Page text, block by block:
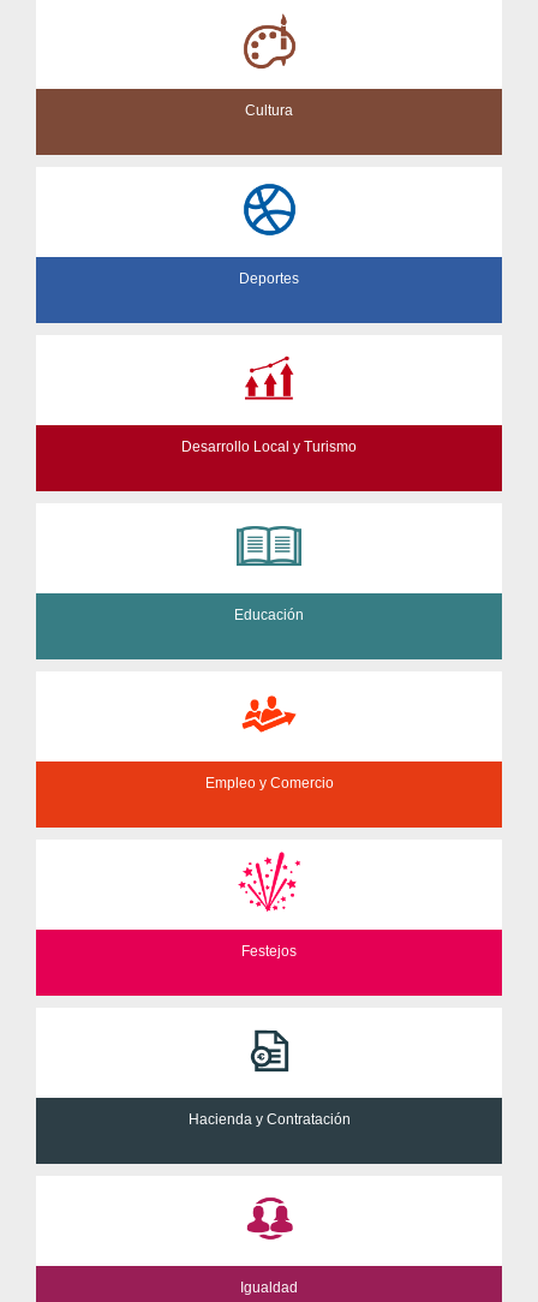
Cultura
Deportes
Desarrollo Local y Turismo
Educación
Empleo y Comercio
Festejos
Hacienda y Contratación
Igualdad